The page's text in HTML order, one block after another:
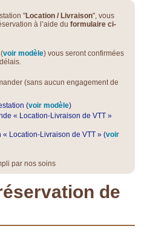
"Location / Livraison", vous
à l’aide duformulaire ci-
voir modèle) vous seront confirmées
(sans aucun engagement de
(voir modèle)
« Location-Livraison de VTT »
« Location-Livraison de VTT » (voir
par nos soins
de